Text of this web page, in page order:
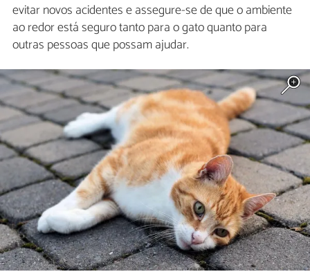
evitar novos acidentes e assegure-se de que o ambiente
ao redor está seguro tanto para o gato quanto para
outras pessoas que possam ajudar.